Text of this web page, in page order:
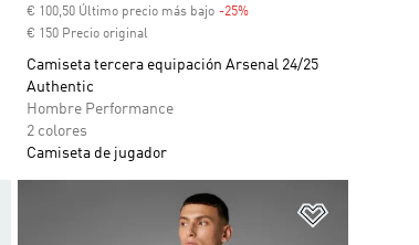
€ 100,50 Último precio más bajo -25%Descuento
€ 150 Precio original
Camiseta tercera equipación Arsenal 24/25
Authentic
Hombre Performance
2 colores
Camiseta de jugador
Añadir a la lista de deseos